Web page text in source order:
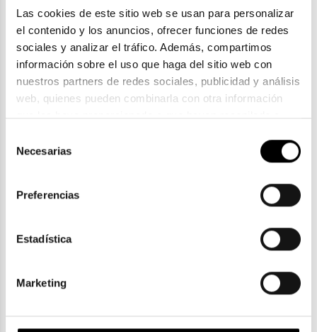
Las cookies de este sitio web se usan para personalizar
el contenido y los anuncios, ofrecer funciones de redes
sociales y analizar el tráfico. Además, compartimos
información sobre el uso que haga del sitio web con
nuestros partners de redes sociales, publicidad y análisis
web, quienes pueden combinarla con otra información
que les haya proporcionado o que hayan recopilado a
la política de privacidad en el siguiente
. Consulta
Necesarias
Preferencias
Estadística
Marketing